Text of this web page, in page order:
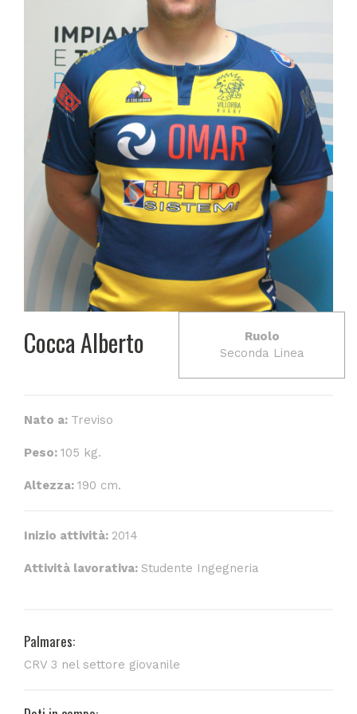
Cocca Alberto
Ruolo
Seconda Linea
Nato a: Treviso
Peso: 105 kg.
Altezza: 190 cm.
Inizio attività: 2014
Attività lavorativa: Studente Ingegneria
Palmares:
CRV 3 nel settore giovanile